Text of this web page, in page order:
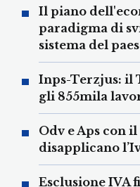
Il piano
paradigma di
sistema del
Inps-Terzjus: il
gli 855mila
Odv e Aps con
disapplicano
Esclusione IVA